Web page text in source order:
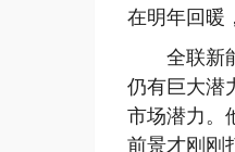
在明年回暖
全联新能
仍有巨大潜
市场潜力。
前景才刚刚